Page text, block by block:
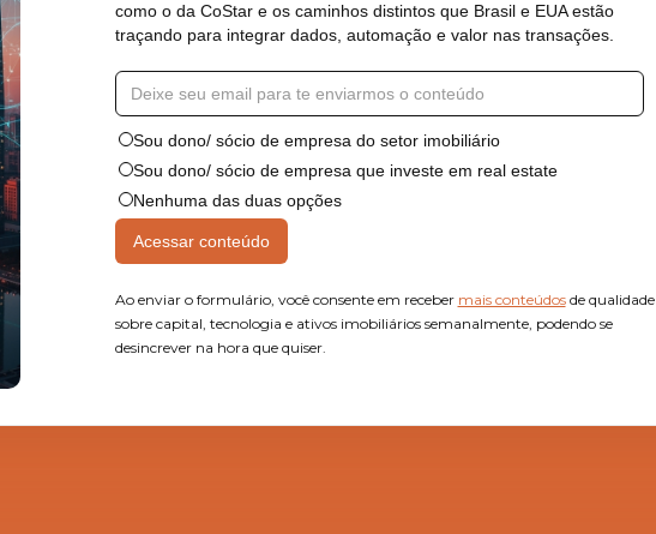
como o da CoStar e os caminhos distintos que Brasil e EUA estão
traçando para integrar dados, automação e valor nas transações.
Sou dono/ sócio de empresa do setor imobiliário
Sou dono/ sócio de empresa que investe em real estate
Nenhuma das duas opções
Ao enviar o formulário, você consente em receber mais conteúdosde qualidade
sobre capital, tecnologia e ativos imobiliários semanalmente, podendo se
desincrever na hora que quiser.